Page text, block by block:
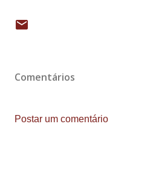
Comentários
Postar um comentário